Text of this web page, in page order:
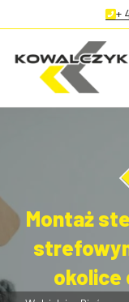
+
Montaż
okolice